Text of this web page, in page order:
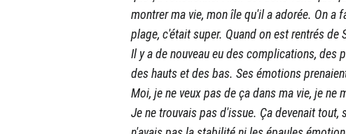
montrer ma vie, mon île qu'il a adorée. On
plage, c'était super. Quand on est rentrés de
Il y a de nouveau eu des complications, des
des hauts et des bas. Ses émotions
Moi, je ne veux pas de ça dans ma vie, je
Je ne trouvais pas d'issue. Ça devenait tout,